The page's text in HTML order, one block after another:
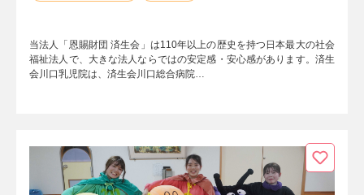
当法人「恩賜財団 済生会」は110年以上の歴史を持つ日本最大の社会
福祉法人で、大きな法人ならではの安定感・安心感があります。済生
会川口乳児院は、済生会川口総合病院…